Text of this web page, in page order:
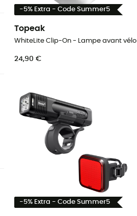
-5% Extra - Code Summer5
Topeak
WhiteLite Clip-On - Lampe avant vélo
24,90 €
-5% Extra - Code Summer5